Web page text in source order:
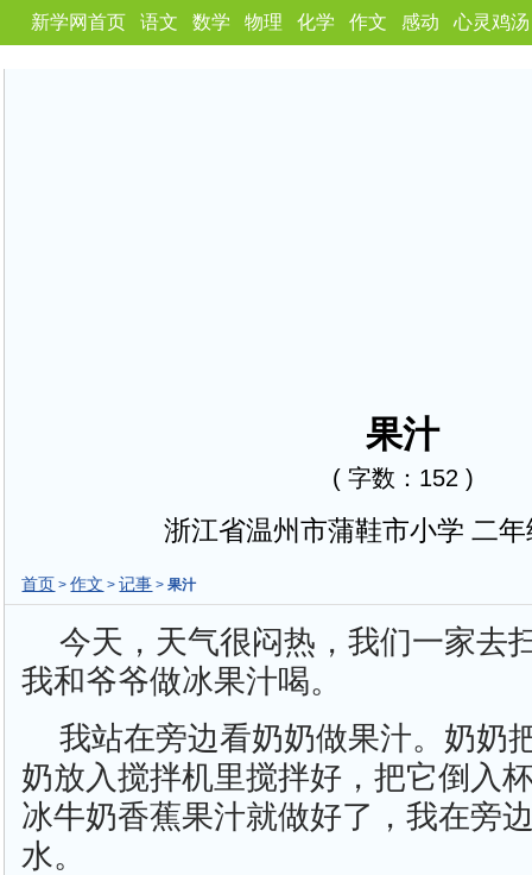
新学网首页 语文 数学 物理 化学 作文 感动 心灵鸡汤
果汁
( 字数：152 )
浙江省温州市蒲鞋市小学 二
首页 >作文 >记事 >果汁
今天，天气很闷热，我们一家去
我和爷爷做冰果汁喝。
我站在旁边看奶奶做果汁。奶奶
奶放入搅拌机里搅拌好，把它倒入
冰牛奶香蕉果汁就做好了，我在旁
水。